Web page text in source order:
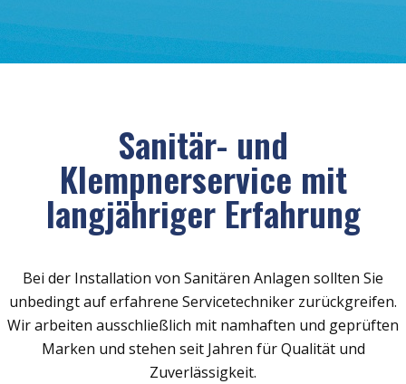
Sanitär- und
Klempnerservice mit
langjähriger Erfahrung
Bei der Installation von Sanitären Anlagen sollten Sie
unbedingt auf erfahrene Servicetechniker zurückgreifen.
Wir arbeiten ausschließlich mit namhaften und geprüften
Marken und stehen seit Jahren für Qualität und
Zuverlässigkeit.